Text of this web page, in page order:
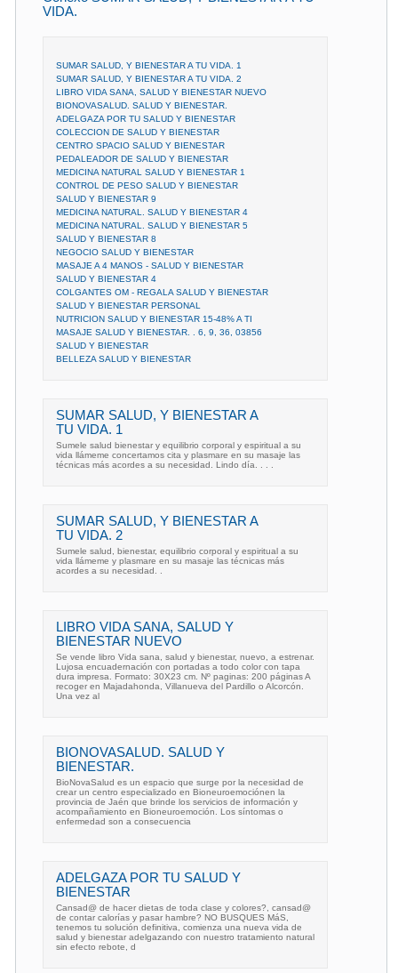
VIDA.
SUMAR SALUD, Y BIENESTAR A TU VIDA. 1
SUMAR SALUD, Y BIENESTAR A TU VIDA. 2
LIBRO VIDA SANA, SALUD Y BIENESTAR NUEVO
BIONOVASALUD. SALUD Y BIENESTAR.
ADELGAZA POR TU SALUD Y BIENESTAR
COLECCION DE SALUD Y BIENESTAR
CENTRO SPACIO SALUD Y BIENESTAR
PEDALEADOR DE SALUD Y BIENESTAR
MEDICINA NATURAL SALUD Y BIENESTAR 1
CONTROL DE PESO SALUD Y BIENESTAR
SALUD Y BIENESTAR 9
MEDICINA NATURAL. SALUD Y BIENESTAR 4
MEDICINA NATURAL. SALUD Y BIENESTAR 5
SALUD Y BIENESTAR 8
NEGOCIO SALUD Y BIENESTAR
MASAJE A 4 MANOS - SALUD Y BIENESTAR
SALUD Y BIENESTAR 4
COLGANTES OM - REGALA SALUD Y BIENESTAR
SALUD Y BIENESTAR PERSONAL
NUTRICION SALUD Y BIENESTAR 15-48% A TI
MASAJE SALUD Y BIENESTAR. . 6, 9, 36, 03856
SALUD Y BIENESTAR
BELLEZA SALUD Y BIENESTAR
SUMAR SALUD, Y BIENESTAR A
TU VIDA. 1
Sumele salud bienestar y equilibrio corporal y espiritual a su
vida llámeme concertamos cita y plasmare en su masaje las
técnicas más acordes a su necesidad. Lindo día. . . .
SUMAR SALUD, Y BIENESTAR A
TU VIDA. 2
Sumele salud, bienestar, equilibrio corporal y espiritual a su
vida llámeme y plasmare en su masaje las técnicas más
acordes a su necesidad. .
LIBRO VIDA SANA, SALUD Y
BIENESTAR NUEVO
Se vende libro Vida sana, salud y bienestar, nuevo, a estrenar.
Lujosa encuadernación con portadas a todo color con tapa
dura impresa. Formato: 30X23 cm. Nº paginas: 200 páginas A
recoger en Majadahonda, Villanueva del Pardillo o Alcorcón.
Una vez al
BIONOVASALUD. SALUD Y
BIENESTAR.
BioNovaSalud es un espacio que surge por la necesidad de
crear un centro especializado en Bioneuroemociónen la
provincia de Jaén que brinde los servicios de información y
acompañamiento en Bioneuroemoción. Los síntomas o
enfermedad son a consecuencia
ADELGAZA POR TU SALUD Y
BIENESTAR
Cansad@ de hacer dietas de toda clase y colores?, cansad@
de contar calorías y pasar hambre? NO BUSQUES MáS,
tenemos tu solución definitiva, comienza una nueva vida de
salud y bienestar adelgazando con nuestro tratamiento natural
sin efecto rebote, d